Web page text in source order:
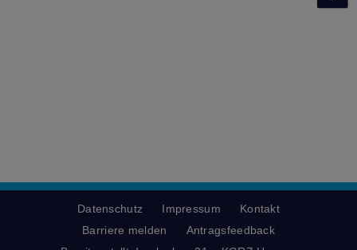
Datenschutz Impressum
Kontakt
Barriere melden
Antragsfeedback